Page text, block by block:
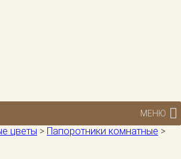
МЕНЮ
цветы > Папоротники комнатные >